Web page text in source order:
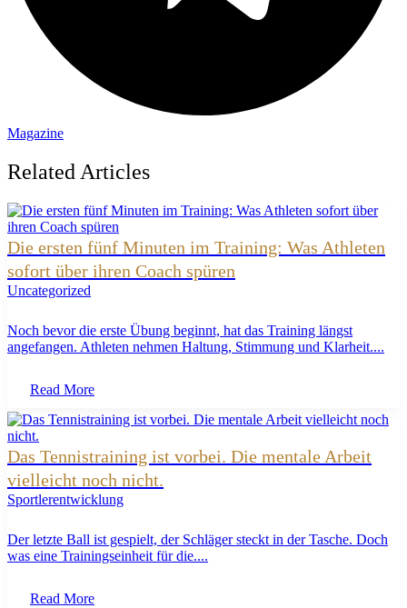
Magazine
Related Articles
Die ersten fünf Minuten im Training: Was Athleten
sofort über ihren Coach spüren
Uncategorized
Noch bevor die erste Übung beginnt, hat das Training längst
angefangen. Athleten nehmen Haltung, Stimmung und Klarheit....
Read More
Das Tennistraining ist vorbei. Die mentale Arbeit
vielleicht noch nicht.
Sportlerentwicklung
Der letzte Ball ist gespielt, der Schläger steckt in der Tasche. Doch
was eine Trainingseinheit für die....
Read More